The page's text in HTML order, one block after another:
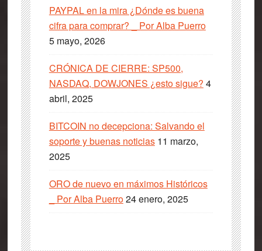
PAYPAL en la mira ¿Dónde es buena
cifra para comprar? _ Por Alba Puerro
5 mayo, 2026
CRÓNICA DE CIERRE: SP500,
NASDAQ, DOWJONES ¿esto sigue? 4
abril, 2025
BITCOIN no decepciona: Salvando el
soporte y buenas noticias 11 marzo,
2025
ORO de nuevo en máximos Históricos
_ Por Alba Puerro24 enero, 2025